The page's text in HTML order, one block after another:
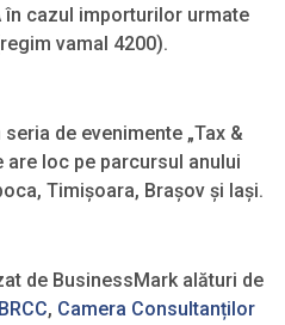
în cazul importurilor urmate
vamal 4200).
de evenimente „Tax &
are loc pe parcursul anului
Timișoara, Brașov și Iași.
de BusinessMark alături de
BRCC, Camera Consultanților